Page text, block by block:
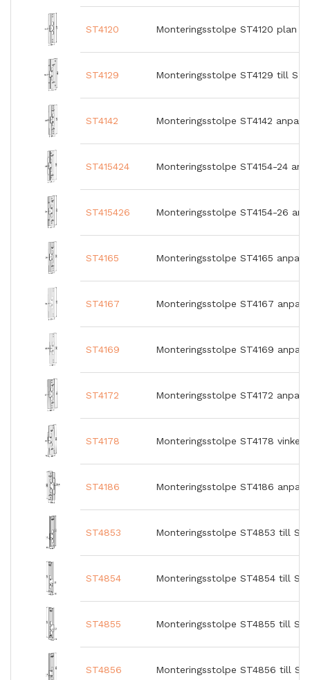
ST4120 Monteringsstolpe ST4120 plan
ST4129 Monteringsstolpe ST4129 till
ST4142 Monteringsstolpe ST4142
ST415424 Monteringsstolpe ST4154-24
ST415426 Monteringsstolpe ST4154-26
ST4165 Monteringsstolpe ST4165
ST4167 Monteringsstolpe ST4167
ST4169 Monteringsstolpe ST4169
ST4172 Monteringsstolpe ST4172
ST4178 Monteringsstolpe ST4178
ST4186 Monteringsstolpe ST4186
ST4853 Monteringsstolpe ST4853 till
ST4854 Monteringsstolpe ST4854 till
ST4855 Monteringsstolpe ST4855 till
ST4856 Monteringsstolpe ST4856 till